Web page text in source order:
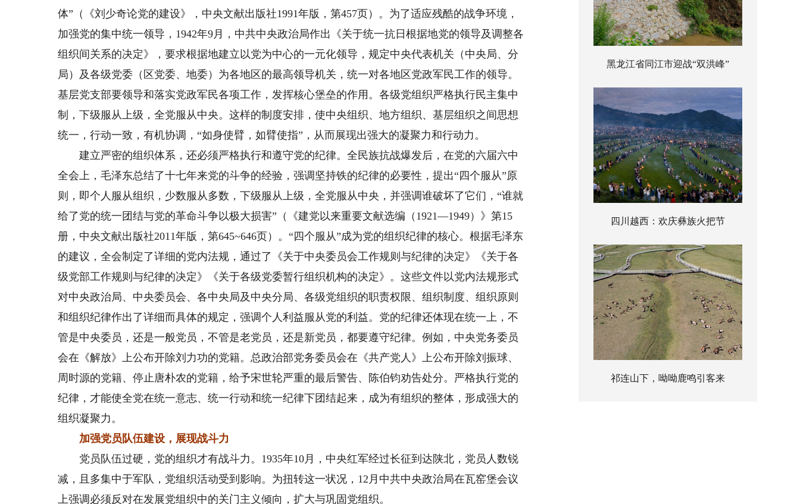
体”（《刘少奇论党的建设》，中央文献出版社1991年版，第457页）。为了适应残酷的战争环境，
加强党的集中统一领导，1942年9月，中共中央政治局作出《关于统一抗日根据地党的领导及调整各
组织间关系的决定》，要求根据地建立以党为中心的一元化领导，规定中央代表机关（中央局、分
局）及各级党委（区党委、地委）为各地区的最高领导机关，统一对各地区党政军民工作的领导。
基层党支部要领导和落实党政军民各项工作，发挥核心堡垒的作用。各级党组织严格执行民主集中
制，下级服从上级，全党服从中央。这样的制度安排，使中央组织、地方组织、基层组织之间思想
统一，行动一致，有机协调，“如身使臂，如臂使指”，从而展现出强大的凝聚力和行动力。
建立严密的组织体系，还必须严格执行和遵守党的纪律。全民族抗战爆发后，在党的六届六中
全会上，毛泽东总结了十七年来党的斗争的经验，强调坚持铁的纪律的必要性，提出“四个服从”原
则，即个人服从组织，少数服从多数，下级服从上级，全党服从中央，并强调谁破坏了它们，“谁就
给了党的统一团结与党的革命斗争以极大损害”（《建党以来重要文献选编（1921—1949）》第15
册，中央文献出版社2011年版，第645~646页）。“四个服从”成为党的组织纪律的核心。根据毛泽东
的建议，全会制定了详细的党内法规，通过了《关于中央委员会工作规则与纪律的决定》《关于各
级党部工作规则与纪律的决定》《关于各级党委暂行组织机构的决定》。这些文件以党内法规形式
对中央政治局、中央委员会、各中央局及中央分局、各级党组织的职责权限、组织制度、组织原则
和组织纪律作出了详细而具体的规定，强调个人利益服从党的利益。党的纪律还体现在统一上，不
管是中央委员，还是一般党员，不管是老党员，还是新党员，都要遵守纪律。例如，中央党务委员
会在《解放》上公布开除刘力功的党籍。总政治部党务委员会在《共产党人》上公布开除刘振球、
周时源的党籍、停止唐朴农的党籍，给予宋世轮严重的最后警告、陈伯钧劝告处分。严格执行党的
纪律，才能使全党在统一意志、统一行动和统一纪律下团结起来，成为有组织的整体，形成强大的
组织凝聚力。
加强党员队伍建设，展现战斗力
党员队伍过硬，党的组织才有战斗力。1935年10月，中央红军经过长征到达陕北，党员人数锐
减，且多集中于军队，党组织活动受到影响。为扭转这一状况，12月中共中央政治局在瓦窑堡会议
上强调必须反对在发展党组织中的关门主义倾向，扩大与巩固党组织。
黑龙江省同江市迎战“双洪峰”
四川越西：欢庆彝族火把节
祁连山下，呦呦鹿鸣引客来